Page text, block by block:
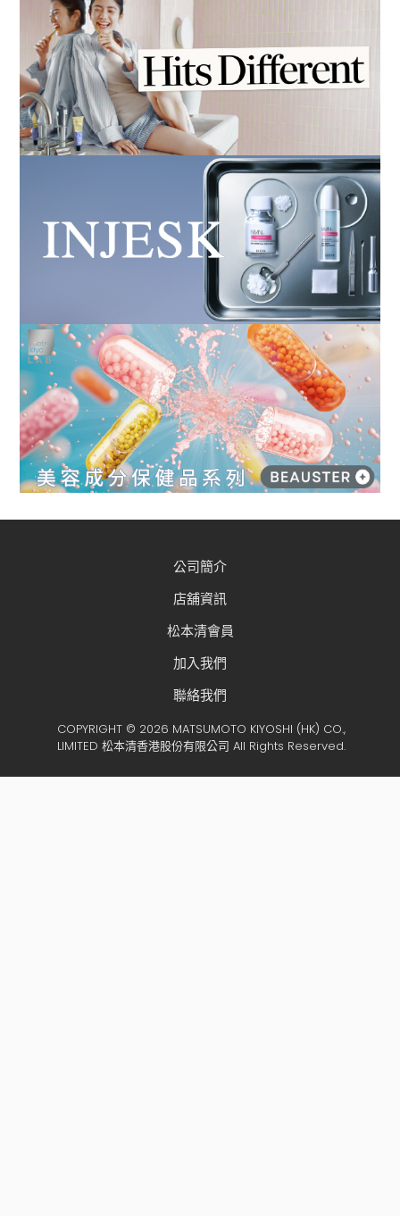
公司簡介
店舖資訊
松本清會員
加入我們
聯絡我們
COPYRIGHT © 2026 MATSUMOTO KIYOSHI (HK) CO.,
LIMITED 松本清香港股份有限公司 All Rights Reserved.